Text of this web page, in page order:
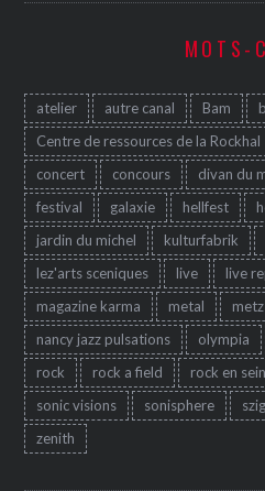
MOTS-
atelier autre canal Bam
Centre de ressources de la Rockhal
concert
concours divan du
festival
galaxie hellfest
jardin du michel
kulturfabrik
lez'arts sceniques
live live
magazine karma
metal metz
nancy jazz pulsations
olympia
rock
rock a field rock en
sonic visions
sonisphere
zenith